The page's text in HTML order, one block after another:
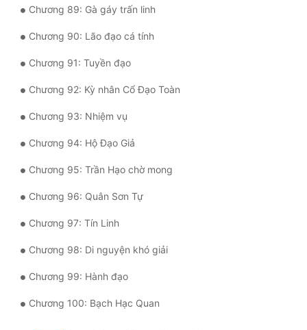
Chương 89: Gà gáy trấn linh
Chương 90: Lão đạo cá tính
Chương 91: Tuyền đạo
Chương 92: Kỳ nhân Cổ Đạo Toàn
Chương 93: Nhiệm vụ
Chương 94: Hộ Đạo Giả
Chương 95: Trần Hạo chờ mong
Chương 96: Quân Sơn Tự
Chương 97: Tín Linh
Chương 98: Di nguyện khó giải
Chương 99: Hành đạo
Chương 100: Bạch Hạc Quan